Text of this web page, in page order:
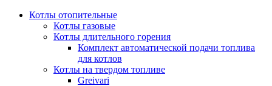
Котлы отопительные
Котлы газовые
Котлы длительного горения
Комплект автоматической подачи топлива
для котлов
Котлы на твердом топливе
Greivari